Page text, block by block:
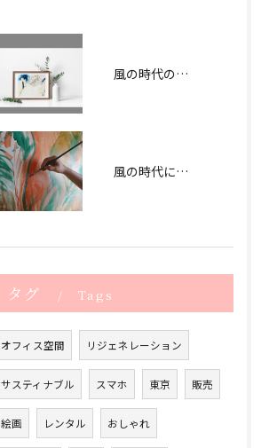
風の時代のアートでつなぐオフィス
風の時代に合うアートオフィス作り
タグ Tags
オフィス空間 リジェネレーション
サスティナブル スマホ 東京 販売
絵画 レンタル おしゃれ